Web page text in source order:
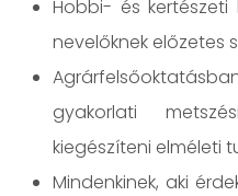
Hobbi- és
nevelőknek előzetes
gyakorlati
kiegészíteni elméleti
Mindenkinek, aki